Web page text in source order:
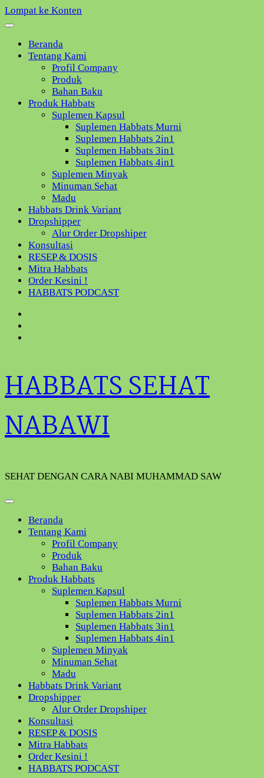
Lompat ke Konten
Beranda
Tentang Kami
Profil Company
Produk
Bahan Baku
Produk Habbats
Suplemen Kapsul
Suplemen Habbats Murni
Suplemen Habbats 2in1
Suplemen Habbats 3in1
Suplemen Habbats 4in1
Suplemen Minyak
Minuman Sehat
Madu
Habbats Drink Variant
Dropshipper
Alur Order Dropshiper
Konsultasi
RESEP & DOSIS
Mitra Habbats
Order Kesini !
HABBATS PODCAST
HABBATS SEHAT
NABAWI
SEHAT DENGAN CARA NABI MUHAMMAD SAW
Beranda
Tentang Kami
Profil Company
Produk
Bahan Baku
Produk Habbats
Suplemen Kapsul
Suplemen Habbats Murni
Suplemen Habbats 2in1
Suplemen Habbats 3in1
Suplemen Habbats 4in1
Suplemen Minyak
Minuman Sehat
Madu
Habbats Drink Variant
Dropshipper
Alur Order Dropshiper
Konsultasi
RESEP & DOSIS
Mitra Habbats
Order Kesini !
HABBATS PODCAST